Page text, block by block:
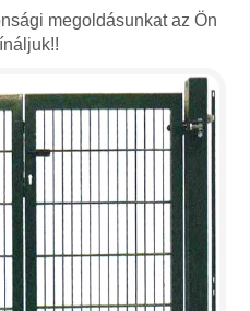
megoldásunkat az Ön